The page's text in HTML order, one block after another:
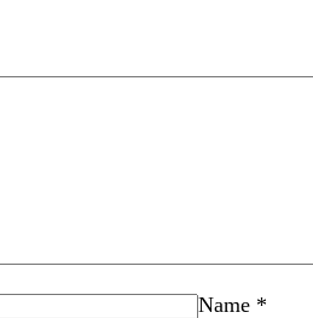
Name *